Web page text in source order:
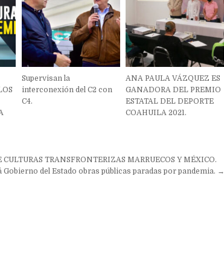
Supervisan la
interconexión del C2 con
C4.
ANA PAULA VÁZQUEZ ES
GANADORA DEL PREMIO
ESTATAL DEL DEPORTE
COAHUILA 2021.
TRANSFRONTERIZAS MARRUECOS Y MÉXICO.
Gobierno del Estado obras públicas paradas por pandemia. →